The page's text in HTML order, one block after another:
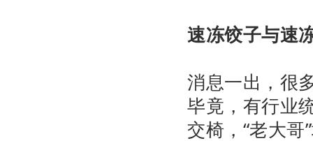
速冻饺子与速
消息一出，很
毕竟，有行业
交椅，“老大哥